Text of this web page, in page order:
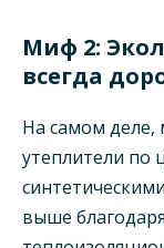
Миф 2:
всегда
На самом деле,
утеплители по
выше